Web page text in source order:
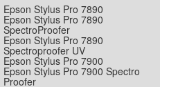
Epson Stylus Pro 7890
Epson Stylus Pro 7890
SpectroProofer
Epson Stylus Pro 7890
Spectroproofer UV
Epson Stylus Pro 7900
Epson Stylus Pro 7900 Spectro
Proofer